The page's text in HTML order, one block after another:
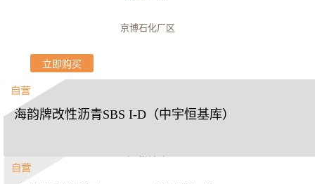
京博石化厂区
立即购买
海韵牌改性沥青SBS I-D（中宇恒基库）